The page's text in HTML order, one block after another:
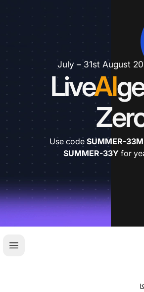
LiveAI
Use code SUMMER-33M
SUMMER-33Y for
فتح